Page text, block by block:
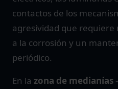
contactos de los
agresividad que
a la corrosión y un
periódico.
En la zona de medianías